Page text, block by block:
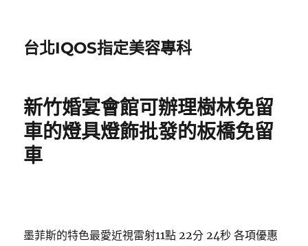
台北IQOS指定美容專科
新竹婚宴會館可辦理樹林免留
車的燈具燈飾批發的板橋免留
車
墨菲斯的特色最愛近視雷射11點 22分 24秒 各項優惠